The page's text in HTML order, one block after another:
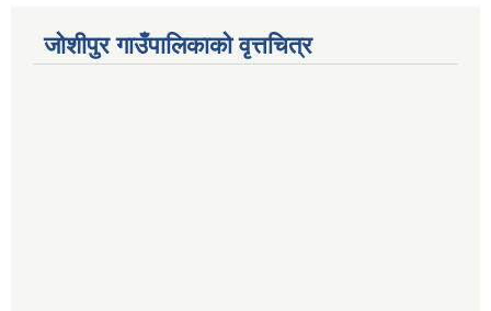
जोशीपुर गाउँपालिकाको वृत्तचित्र